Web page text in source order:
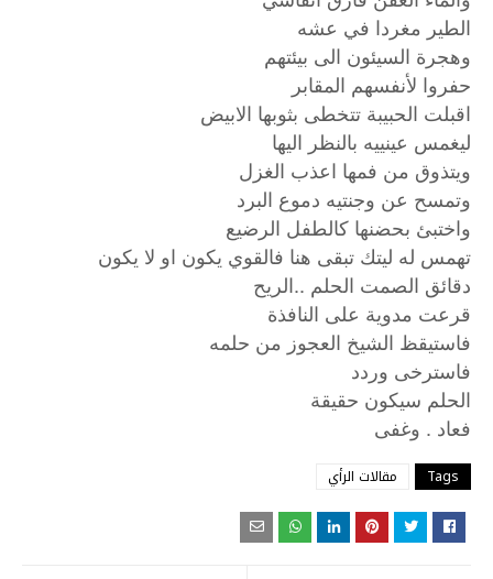
الطير مغردا في عشه
وهجرة السيئون الى بيئتهم
حفروا لأنفسهم المقابر
اقبلت الحبيبة تتخطى بثوبها الابيض
ليغمس عينييه بالنظر اليها
ويتذوق من فمها اعذب الغزل
وتمسح عن وجنتيه دموع البرد
واختبئ بحضنها كالطفل الرضيع
تهمس له ليتك تبقى هنا فالقوي يكون او لا يكون
دقائق الصمت الحلم ..الريح
قرعت مدوية على النافذة
فاستيقظ الشيخ العجوز من حلمه
فاسترخى وردد
الحلم سيكون حقيقة
فعاد . وغفى
Tags مقالات الرأي